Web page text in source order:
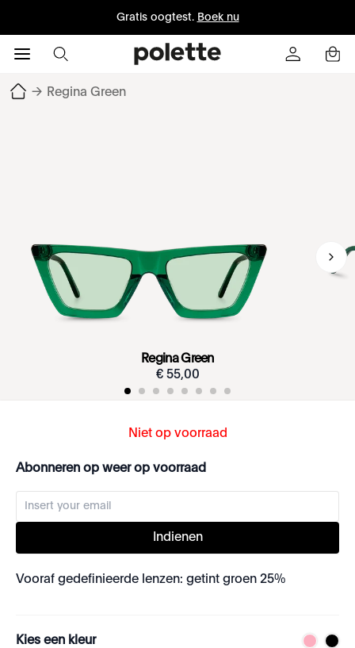
Gratis oogtest. Boek nu
→ Regina Green
Regina Green
€ 55,00
Niet op voorraad
Abonneren op weer op voorraad
Indienen
Vooraf gedefinieerde lenzen: getint groen 25%
Kies een kleur